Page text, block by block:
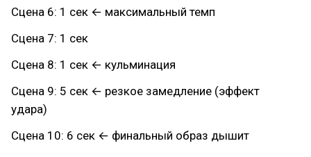
Сцена 6: 1 сек ← максимальный темп
Сцена 7: 1 сек
Сцена 8: 1 сек ← кульминация
Сцена 9: 5 сек ← резкое замедление (эффект
удара)
Сцена 10: 6 сек ← финальный образ дышит